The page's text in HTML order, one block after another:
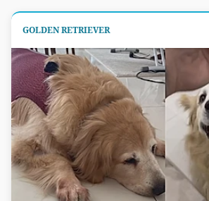
GOLDEN RETRIEVER